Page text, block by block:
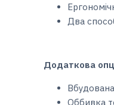
Два
Додаткова
Оббивка